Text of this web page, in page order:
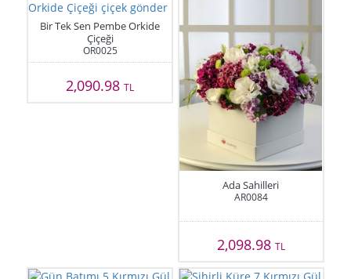
Bir Tek Sen Pembe Orkide
Çiçeği
OR0025
2,090.98TL
Ada Sahilleri
AR0084
2,098.98 TL